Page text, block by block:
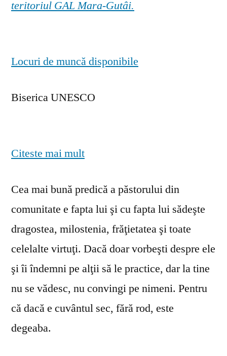
teritoriul GAL Mara-Gutâi.
Locuri de muncă disponibile
Biserica UNESCO
Citeste mai mult
Cea mai bună predică a păstorului din
comunitate e fapta lui şi cu fapta lui sădeşte
dragostea, milostenia, frăţietatea şi toate
celelalte virtuţi. Dacă doar vorbeşti despre ele
şi îi îndemni pe alţii să le practice, dar la tine
nu se vă­desc, nu convingi pe nimeni. Pentru
că dacă e cuvântul sec, fără rod, este
degeaba.